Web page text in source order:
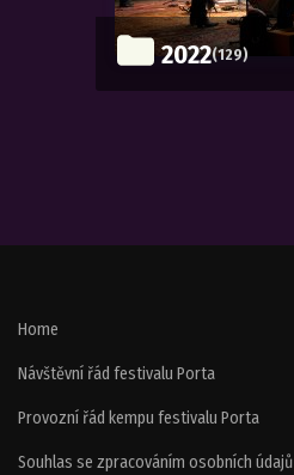
2022(129)
Home
Návštěvní řád festivalu Porta
Provozní řád kempu festivalu Porta
Souhlas se zpracováním osobních údajů